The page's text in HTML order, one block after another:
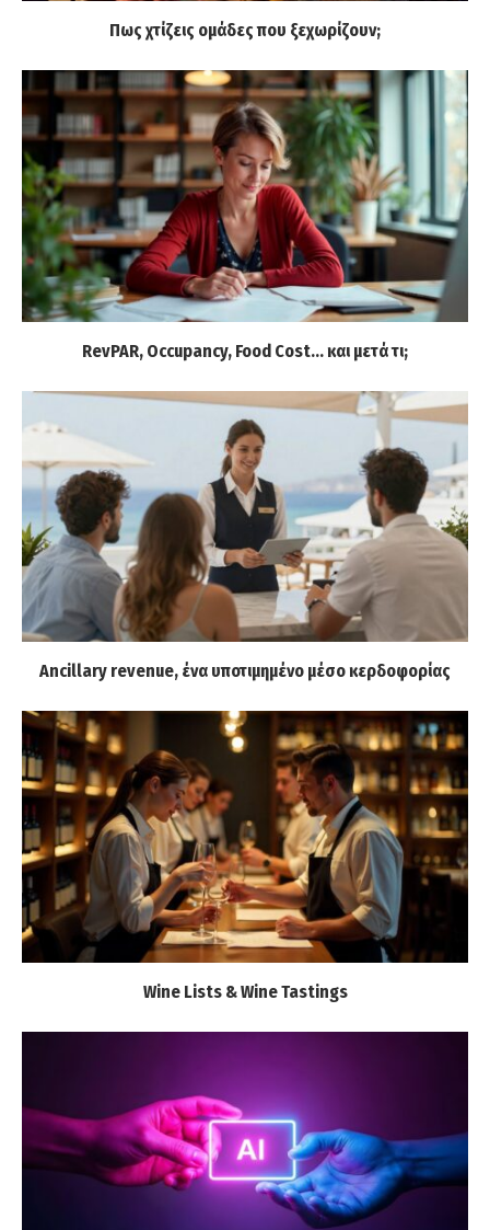
Πως χτίζεις ομάδες που ξεχωρίζουν;
RevPAR, Occupancy, Food Cost… και μετά τι;
Ancillary revenue, ένα υποτιμημένο μέσο κερδοφορίας
Wine Lists & Wine Tastings